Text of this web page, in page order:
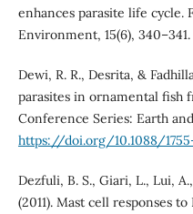
enhances parasite life cycle.
Environment, 15(6), 340–341.
Dewi, R. R., Desrita, &
parasites in ornamental fish
Conference Series: Earth
https://doi.org/10.1088/
Dezfuli, B. S., Giari, L., Lui,
(2011). Mast cell responses